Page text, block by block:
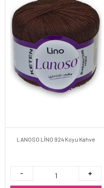
LANOSO LİNO 924 Koyu Kahve